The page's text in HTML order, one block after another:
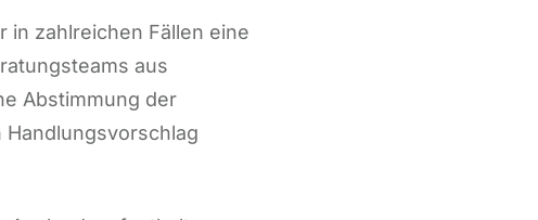
in zahlreichen Fällen eine
aus
Abstimmung der